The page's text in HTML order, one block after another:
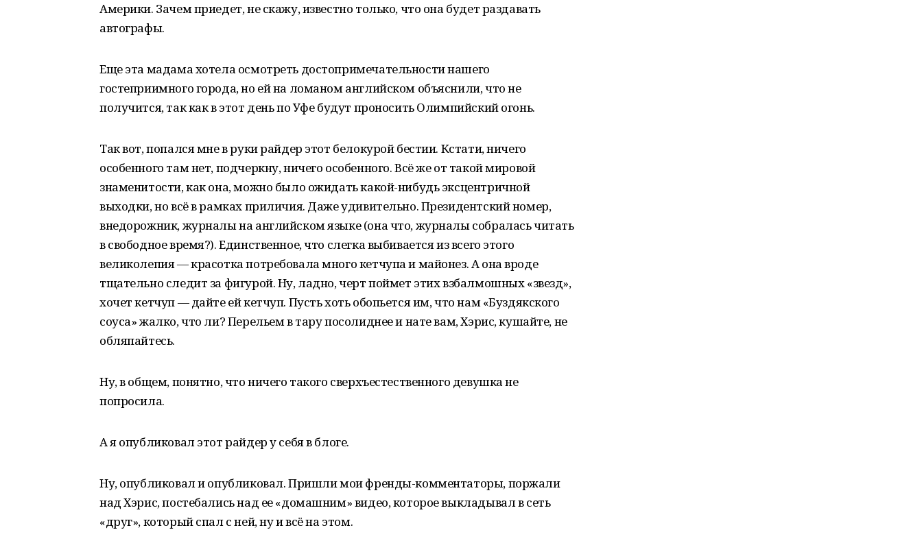
Америки. Зачем приедет, не скажу, известно только, что она будет раздавать
автографы.
Еще эта мадама хотела осмотреть достопримечательности нашего
гостеприимного города, но ей на ломаном английском объяснили, что не
получится, так как в этот день по Уфе будут проносить Олимпийский огонь.
Так вот, попался мне в руки райдер этот белокурой бестии. Кстати, ничего
особенного там нет, подчеркну, ничего особенного. Всё же от такой мировой
знаменитости, как она, можно было ожидать какой-нибудь эксцентричной
выходки, но всё в рамках приличия. Даже удивительно. Президентский номер,
внедорожник, журналы на английском языке (она что, журналы собралась читать
в свободное время?). Единственное, что слегка выбивается из всего этого
великолепия — красотка потребовала много кетчупа и майонез. А она вроде
тщательно следит за фигурой. Ну, ладно, черт поймет этих взбалмошных «звезд»,
хочет кетчуп — дайте ей кетчуп. Пусть хоть обопьется им, что нам «Буздякского
соуса» жалко, что ли? Перельем в тару посолиднее и нате вам, Хэрис, кушайте, не
обляпайтесь.
Ну, в общем, понятно, что ничего такого сверхъестественного девушка не
попросила.
А я опубликовал этот райдер у себя в блоге.
Ну, опубликовал и опубликовал. Пришли мои френды-комментаторы, поржали
над Хэрис, постебались над ее «домашним» видео, которое выкладывал в сеть
«друг», который спал с ней, ну и всё на этом.